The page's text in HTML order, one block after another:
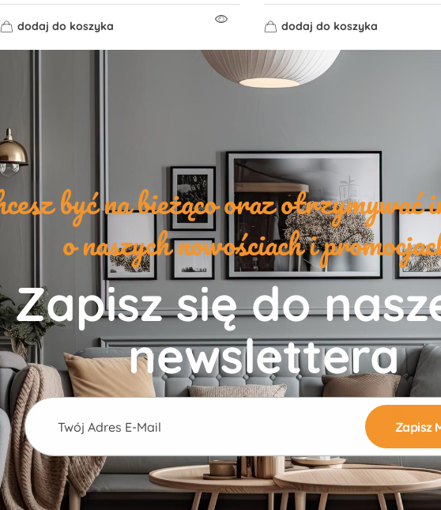
dodaj do koszyka dodaj do koszyka
być na bieżąco oraz otrzymywać
o naszych nowościach i
Zapisz się do
newslettera
Alternative: